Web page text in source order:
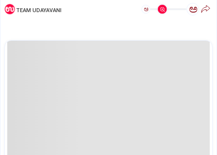
TEAM UDAYAVANI ಅ ಅ